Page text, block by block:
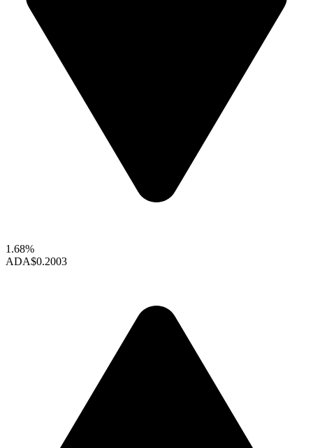
1.68%
ADA$0.2003